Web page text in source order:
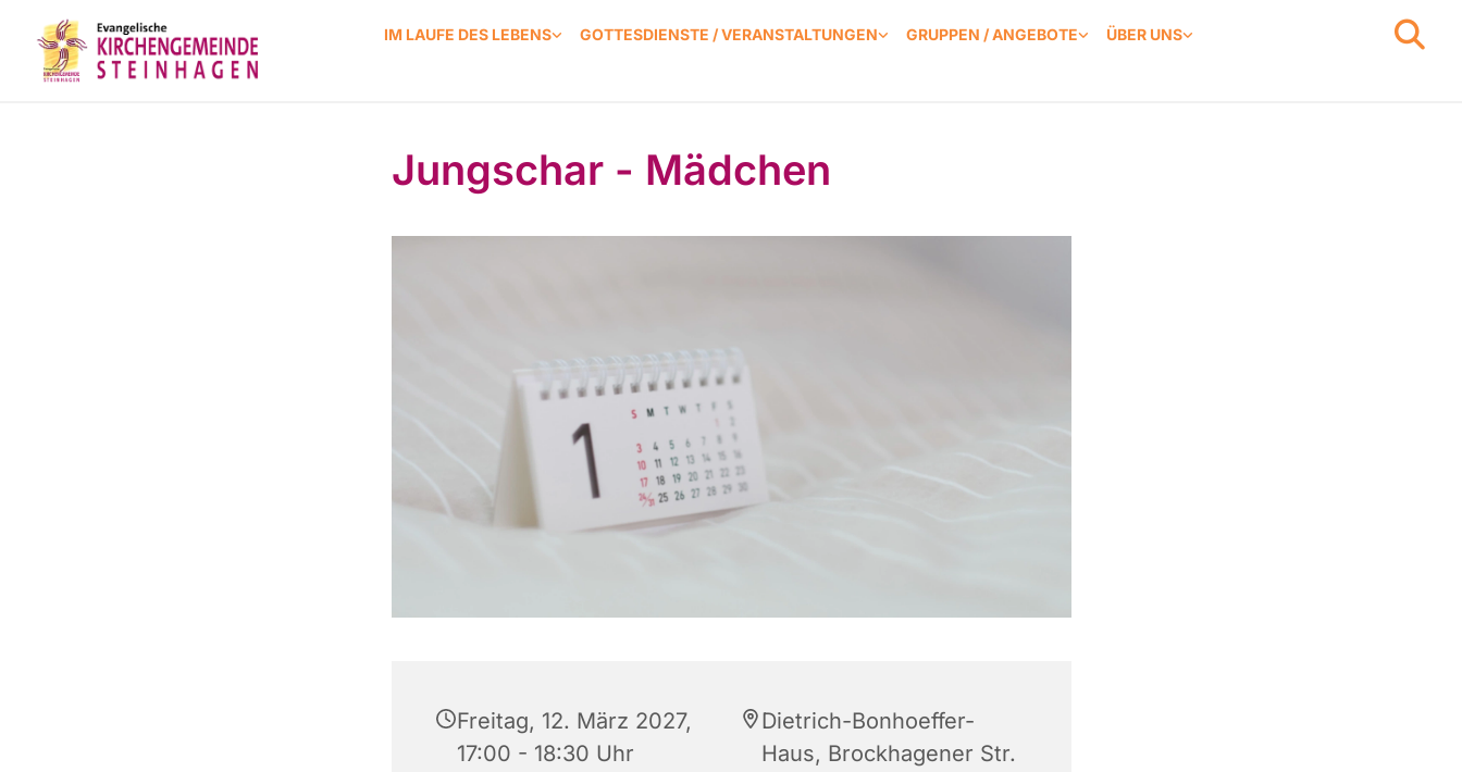
IM LAUFE DES LEBENS GOTTESDIENSTE / VERANSTALTUNGEN GRUPPEN / ANGEBOTE ÜBER UNS
Jungschar - Mädchen
Freitag, 12. März 2027,
17:00 - 18:30 Uhr
Dietrich-Bonhoeffer-
Haus, Brockhagener Str.